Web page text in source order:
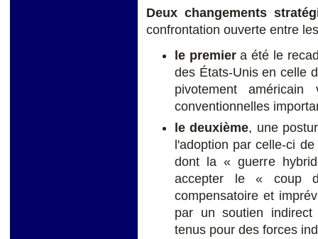
Deux changements
confrontation ouverte entre
le premiera été le
des États-Unis en celle
pivotement
conventionnelles
le deuxième, une
l'adoption par celle-ci
dont la « guerre
accepter le « coup
compensatoire et
par un soutien indirect
tenus pour des forces